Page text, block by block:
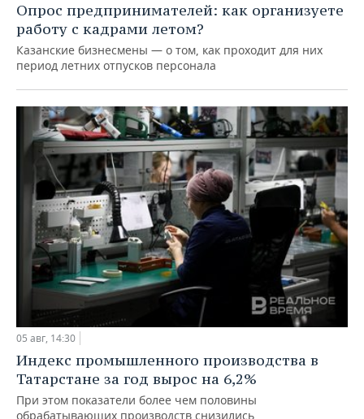
Опрос предпринимателей: как организуете
работу с кадрами летом?
Казанские бизнесмены — о том, как проходит для них
период летних отпусков персонала
05 авг, 14:30
Индекс промышленного производства в
Татарстане за год вырос на 6,2%
При этом показатели более чем половины
обрабатывающих производств снизились